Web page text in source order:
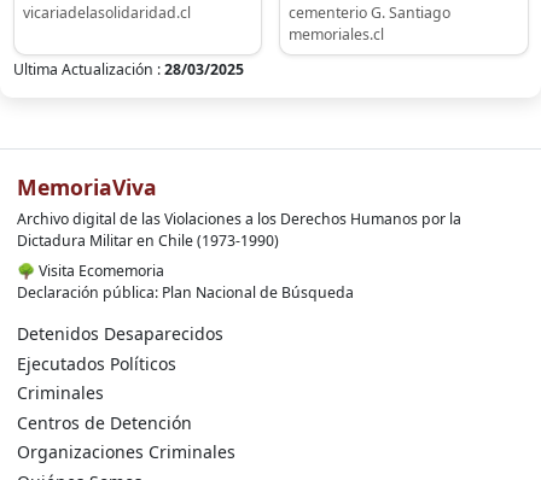
vicariadelasolidaridad.cl
cementerio G. Santiago
memoriales.cl
Ultima Actualización :28/03/2025
MemoriaViva
Archivo digital de las Violaciones a los Derechos Humanos por la
Dictadura Militar en Chile (1973-1990)
🌳 Visita Ecomemoria
Declaración pública: Plan Nacional de Búsqueda
Detenidos Desaparecidos
Ejecutados Políticos
Criminales
Centros de Detención
Organizaciones Criminales